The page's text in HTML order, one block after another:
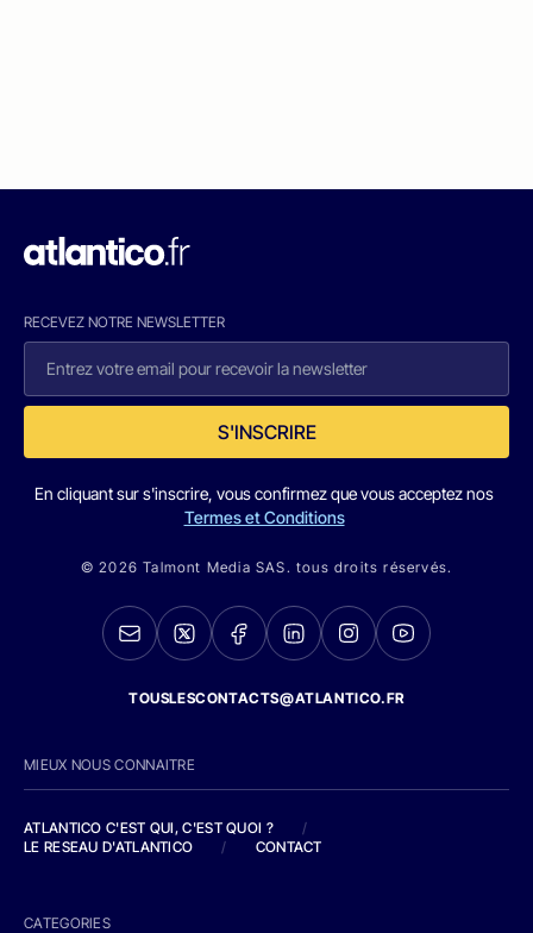
RECEVEZ NOTRE NEWSLETTER
S'INSCRIRE
En cliquant sur s'inscrire, vous confirmez que vous acceptez nos
Termes et Conditions
© 2026 Talmont Media SAS. tous droits réservés.
TOUSLESCONTACTS@ATLANTICO.FR
MIEUX NOUS CONNAITRE
ATLANTICO C'EST QUI, C'EST QUOI ?
/
LE RESEAU D'ATLANTICO
/ CONTACT
CATEGORIES